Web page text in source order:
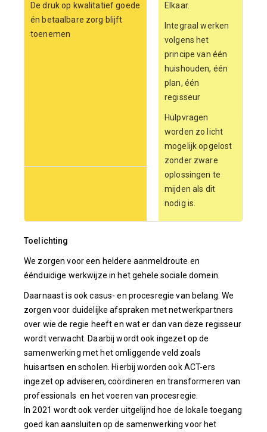
De druk op kwalitatief goede
én betaalbare zorg blijft
toenemen
Elkaar.
Integraal werken
volgens het
principe van één
huishouden, één
plan, één
regisseur
Hulpvragen
worden zo licht
mogelijk opgelost
zonder zware
oplossingen te
mijden als dit
nodig is.
Toelichting
We zorgen voor een heldere aanmeldroute en
éénduidige werkwijze in het gehele sociale domein.
Daarnaast is ook casus- en procesregie van belang. We
zorgen voor duidelijke afspraken met netwerkpartners
over wie de regie heeft en wat er dan van deze regisseur
wordt verwacht. Daarbij wordt ook ingezet op de
samenwerking met het omliggende veld zoals
huisartsen en scholen. Hierbij worden ook ACT-ers
ingezet op adviseren, coördineren en transformeren van
professionals en het voeren van procesregie.
In 2021 wordt ook verder uitgelijnd hoe de lokale toegang
goed kan aansluiten op de samenwerking voor het